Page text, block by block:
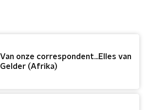
Van onze correspondent...Elles van
Gelder (Afrika)